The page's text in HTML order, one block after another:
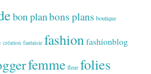
bon planbons plans boutique
création fantaisie fashionfashionblog
femme fleur folies